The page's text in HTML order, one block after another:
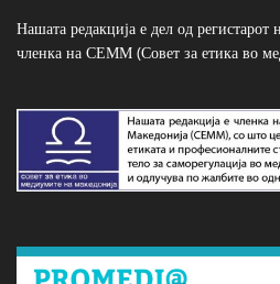
Нашата редакција е дел од
членка на СЕММ (Совет за етика во